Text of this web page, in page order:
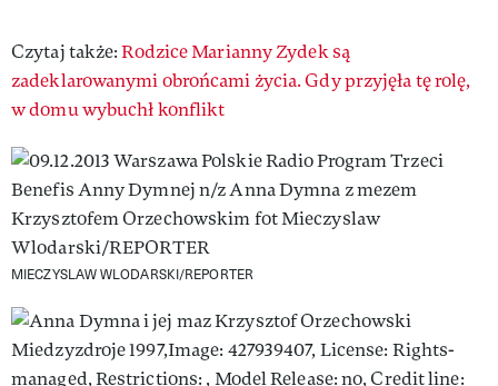
Czytaj także:Rodzice Marianny Zydek są
zadeklarowanymi obrońcami życia. Gdy przyjęła tę rolę,
w domu wybuchł konflikt
MIECZYSLAW WLODARSKI/REPORTER